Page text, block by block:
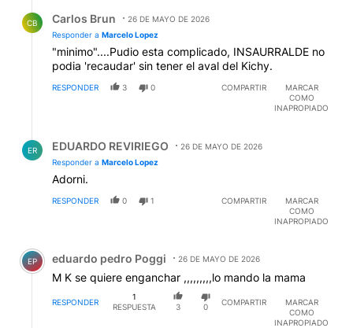
CB Carlos Brun
26 DE MAYO DE 2026
Responder a Marcelo Lopez
"minimo"....Pudio esta complicado, INSAURRALDE no
podia 'recaudar' sin tener el aval del Kichy.
RESPONDER 3 0 COMPARTIR
MARCAR
COMO
INAPROPIADO
ER EDUARDO REVIRIEGO
26 DE MAYO DE 2026
Responder a Marcelo Lopez
Adorni.
RESPONDER 0 1 COMPARTIR
MARCAR
COMO
INAPROPIADO
Comentario de eduardo pedro Poggi.
EP eduardo pedro Poggi 26 DE MAYO DE 2026
M K se quiere enganchar ,,,,,,,,,lo mando la mama
RESPONDER
1
RESPUESTA
3 0
COMPARTIR
MARCAR
COMO
INAPROPIADO